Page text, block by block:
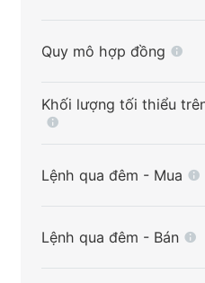
Quy mô hợp đồng
Khối lượng tối thiểu
Lệnh qua đêm - Mua
Lệnh qua đêm - Bán